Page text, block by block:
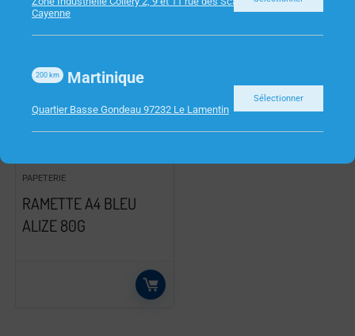
PAPETERIE
RAMETTE A4 BLEU
ALIZE 80G
Cayenne
Martinique
200 km
Quartier Basse Gondeau 97232 Le Lamentin
Sélectionner